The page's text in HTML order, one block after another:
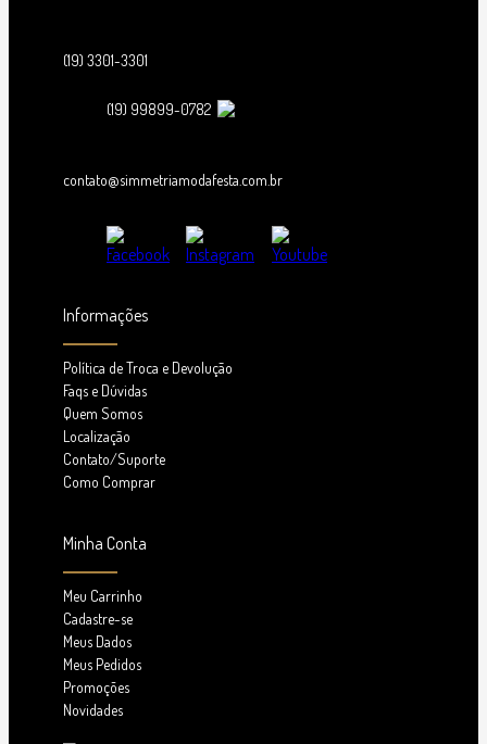
(19) 3301-3301
(19) 99899-0782
contato@simmetriamodafesta.com.br
Informações
Política de Troca e Devolução
Faqs e Dúvidas
Quem Somos
Localização
Contato/Suporte
Como Comprar
Minha Conta
Meu Carrinho
Cadastre-se
Meus Dados
Meus Pedidos
Promoções
Novidades